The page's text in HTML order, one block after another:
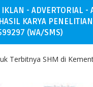
IKLAN - ADVERTORIAL -
KARYA
(WA/SMS)
Terbitnya SHM di